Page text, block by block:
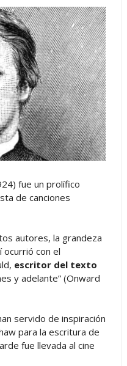
fue un prolífico
de canciones
autores, la grandeza
ocurrió con el
escritor del texto
y adelante” (Onward
servido de inspiración
para la escritura de
fue llevada al cine